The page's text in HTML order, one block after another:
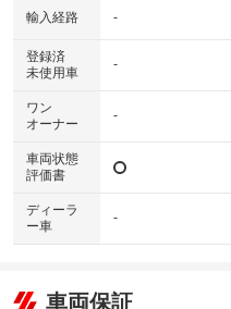
輸入経路 -
登録済
未使用車
-
ワン
オーナー
-
車両状態
評価書
ディーラ
ー車
-
車両保証